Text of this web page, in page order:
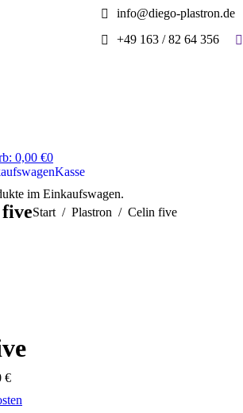
info@diego-plastron.de
+49 163 / 82 64 356
0,00 €0
Kasse
im Einkaufswagen.
Sie befinden sich hier:
Start Plastron Celin five
€